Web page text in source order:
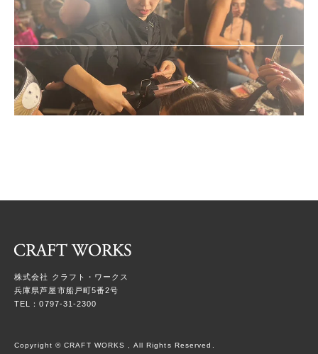
株式会社 クラフト・ワークス
兵庫県芦屋市船戸町5番2号
TEL：0797-31-2300
Copyright © CRAFT WORKS , All Rights Reserved.